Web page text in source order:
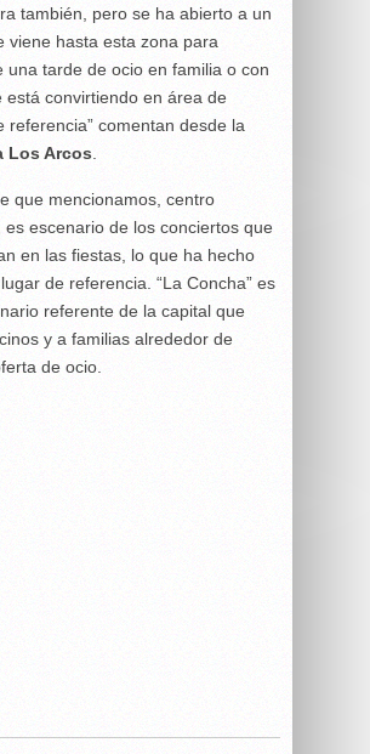
también, pero se ha abierto a un
viene hasta esta zona para
una tarde de ocio en familia o con
está convirtiendo en área de
referencia” comentan desde la
Los Arcos
que mencionamos, centro
es escenario de los conciertos que
en las fiestas, lo que ha hecho
de referencia. “La Concha” es
referente de la capital que
y a familias alrededor de
de ocio.